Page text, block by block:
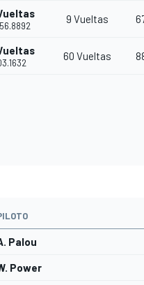
9 Vueltas
60 Vueltas
Palou
Power